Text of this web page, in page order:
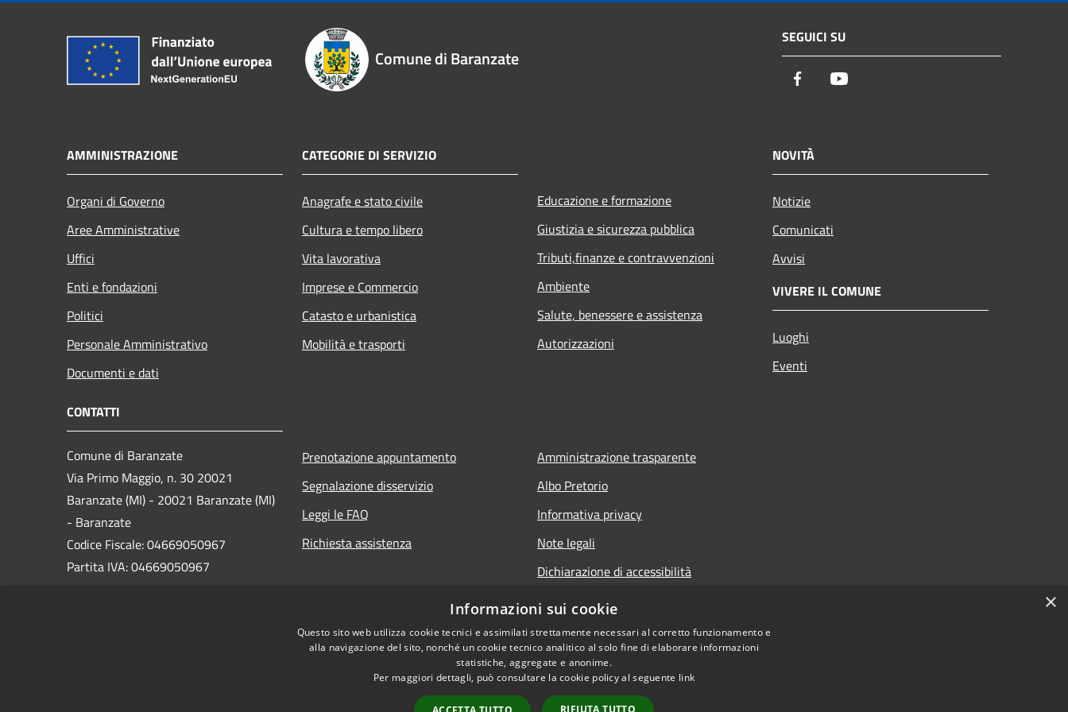
Comune di Baranzate
SEGUICI SU
Facebook
AMMINISTRAZIONE
Organi di Governo
Aree Amministrative
Uffici
Enti e fondazioni
Politici
Personale Amministrativo
Documenti e dati
CATEGORIE DI SERVIZIO
Anagrafe e stato civile
Cultura e tempo libero
Vita lavorativa
Imprese e Commercio
Catasto e urbanistica
Mobilità e trasporti
Educazione e formazione
Giustizia e sicurezza pubblica
Tributi,finanze e contravvenzioni
Ambiente
Salute, benessere e assistenza
Autorizzazioni
NOVITÀ
Notizie
Comunicati
Avvisi
VIVERE IL COMUNE
Luoghi
Eventi
CONTATTI
Comune di Baranzate
Via Primo Maggio, n. 30 20021
Baranzate (MI) - 20021 Baranzate (MI)
- Baranzate
Codice Fiscale: 04669050967
Partita IVA: 04669050967
Prenotazione appuntamento
Segnalazione disservizio
Leggi le FAQ
Richiesta assistenza
Amministrazione trasparente
Albo Pretorio
Informativa privacy
Note legali
Dichiarazione di accessibilità
×
Informazioni sui cookie
Questo sito web utilizza cookie tecnici e assimilati strettamente necessari al corretto funzionamento e
alla navigazione del sito, nonché un cookie tecnico analitico al solo fine di elaborare informazioni
statistiche, aggregate e anonime.
Per maggiori dettagli, può consultare la cookie policy al seguente link
RIFIUTA TUTTO